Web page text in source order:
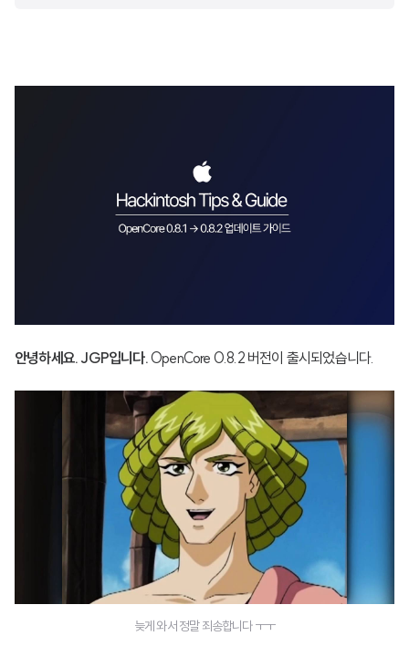
안녕하세요. JGP입니다.OpenCore 0.8.2 버전이 출시되었습니다.
늦게 와서 정말 죄송합니다 ㅜㅜ